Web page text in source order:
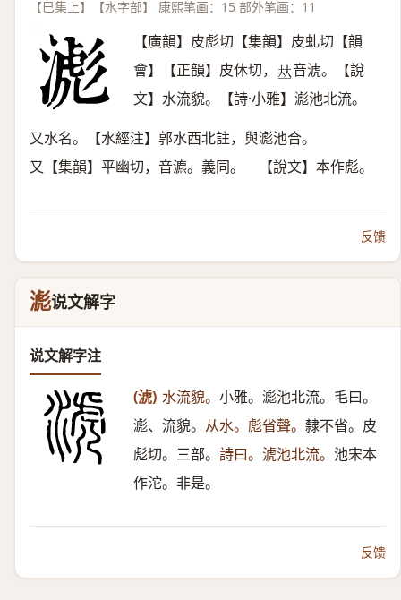
【巳集上】【水字部】 康熙笔画：15 部外笔画：11
【廣韻】皮彪切【集韻】皮虬切【韻
會】【正韻】皮休切， 𠀤音淲。【說
文】水流貌。【詩·小雅】滮池北流。
又水名。【水經注】郭水西北註，與滮池合。
又【集韻】平幽切，音瀌。義同。 【說文】本作彪。
反馈
滮说文解字
说文解字注
(淲) 水流貌。 小雅。滮池北流。毛曰。
滮、流貌。 从水。彪省聲。 隸不省。皮
彪切。三部。 詩曰。淲池北流。 池宋本
作沱。非是。
反馈